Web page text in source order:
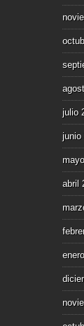
julio
junio
abril